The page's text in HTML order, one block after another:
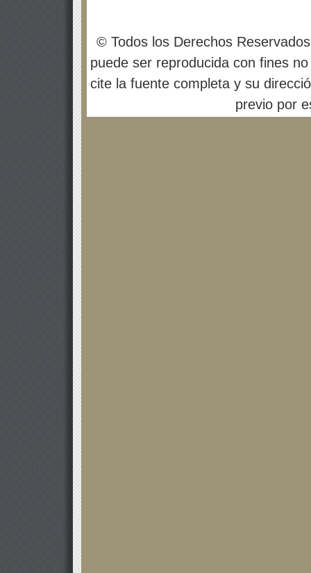
© Todos los Derechos
puede ser reproducida con fines
cite la fuente completa y su
previo por